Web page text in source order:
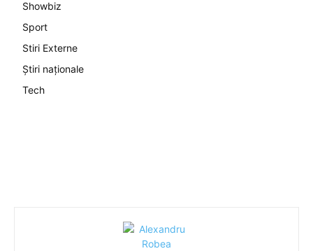
Showbiz
Sport
Stiri Externe
Știri naționale
Tech